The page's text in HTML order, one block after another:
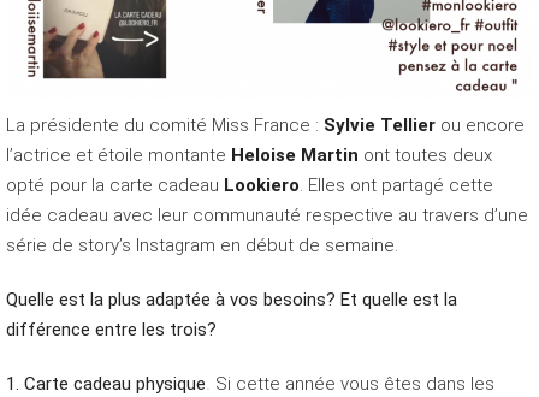
La présidente du comité Miss France : Sylvie Tellier ou encore
l’actrice et étoile montante Heloise Martin ont toutes deux
opté pour la carte cadeau Lookiero. Elles ont partagé cette
idée cadeau avec leur communauté respective au travers d’une
série de story’s Instagram en début de semaine.
Quelle est la plus adaptée à vos besoins? Et quelle est la
différence entre les trois?
1. Carte cadeau physique. Si cette année vous êtes dans les